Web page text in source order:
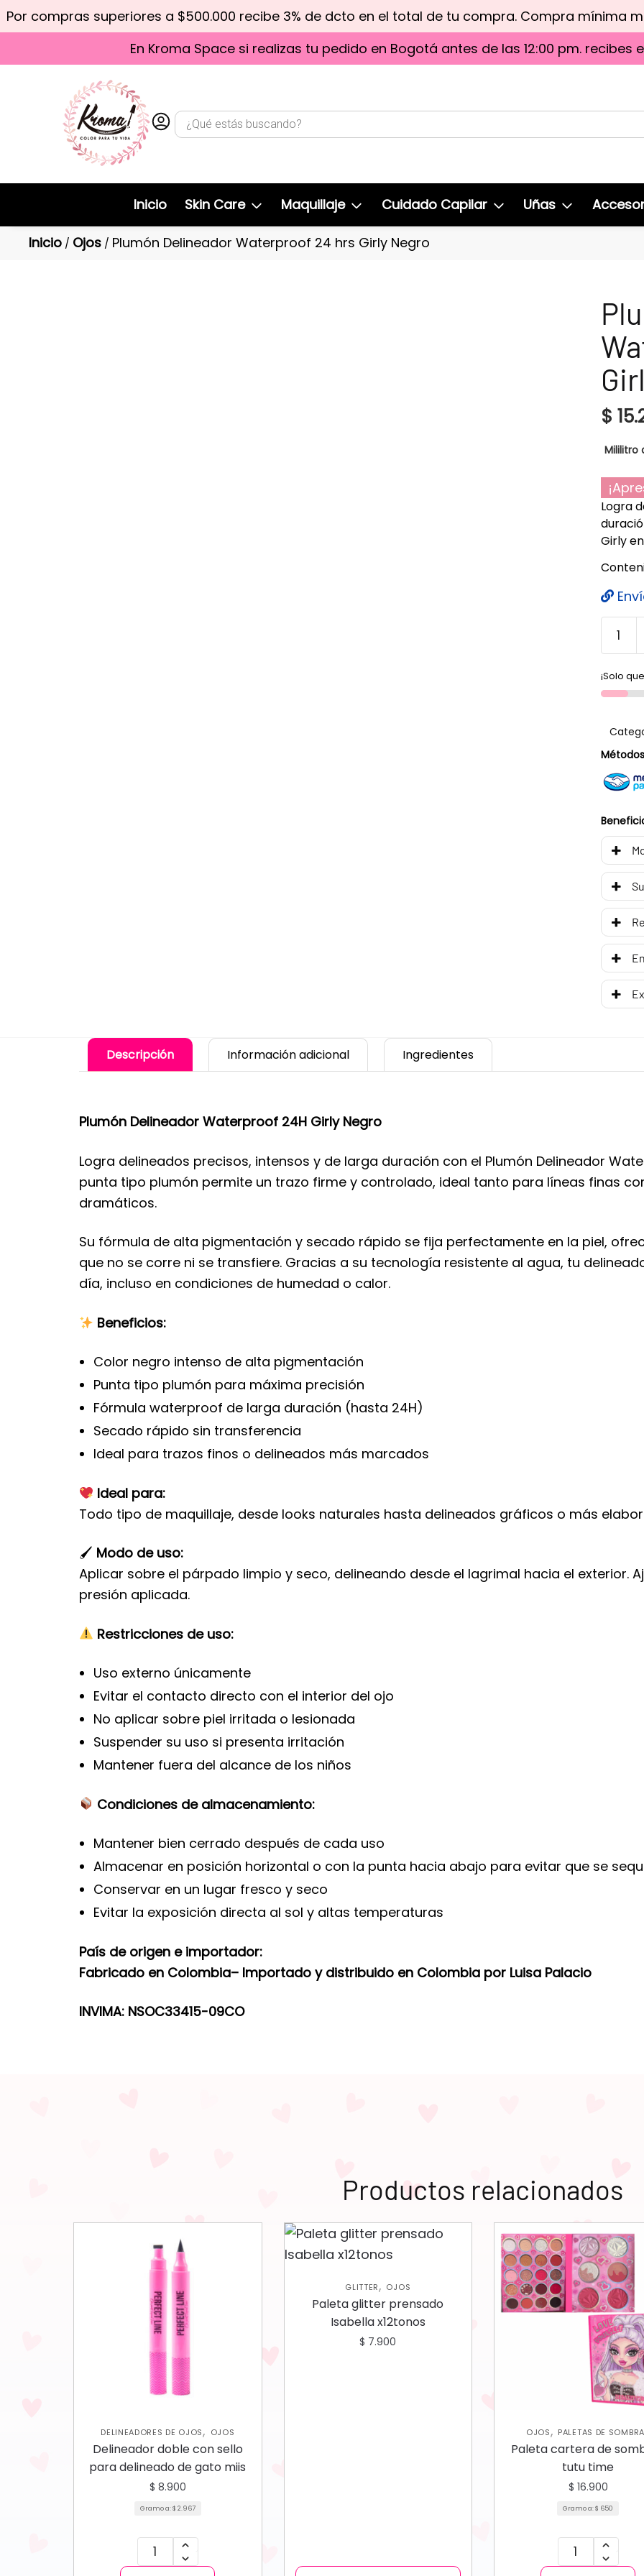
Por compras superiores a $500.000 recibe 3% de dcto en el total de tu compra. Compra mínima
En Kroma Space si realizas tu pedido en Bogotá antes de las 12:00 pm. recibes
Inicio Skin Care Maquillaje Cuidado Capilar Uñas
Inicio / Ojos / Plumón Delineador Waterproof 24 hrs Girly Negro
$
Mililitro
Logra
Girly
¡Solo
Descripción Información adicional Ingredientes
Plumón Delineador Waterproof 24H Girly Negro
Logra delineados precisos, intensos y de larga duración con el Plumón Delineador
punta tipo plumón permite un trazo firme y controlado, ideal tanto para líneas finas
dramáticos.
Su fórmula de alta pigmentación y secado rápido se fija perfectamente en la piel,
que no se corre ni se transfiere. Gracias a su tecnología resistente al agua, tu
día, incluso en condiciones de humedad o calor.
Beneficios:
Color negro intenso de alta pigmentación
Punta tipo plumón para máxima precisión
Fórmula waterproof de larga duración (hasta 24H)
Secado rápido sin transferencia
Ideal para trazos finos o delineados más marcados
Ideal para:
Todo tipo de maquillaje, desde looks naturales hasta delineados gráficos o más
🖌 Modo de uso:
Aplicar sobre el párpado limpio y seco, delineando desde el lagrimal hacia el exterior.
presión aplicada.
Restricciones de uso:
Uso externo únicamente
Evitar el contacto directo con el interior del ojo
No aplicar sobre piel irritada o lesionada
Suspender su uso si presenta irritación
Mantener fuera del alcance de los niños
Condiciones de almacenamiento:
Mantener bien cerrado después de cada uso
Almacenar en posición horizontal o con la punta hacia abajo para evitar que se
Conservar en un lugar fresco y seco
Evitar la exposición directa al sol y altas temperaturas
País de origen e importador:
Fabricado en Colombia– Importado y distribuido en Colombia por Luisa Palacio
INVIMA: NSOC33415-09CO
Productos relacionados
DELINEADORES DE OJOS, OJOS
Delineador doble con sello
para delineado de gato miis
$ 8.900
Gramo a:$ 2.967
GLITTER, OJOS
Paleta glitter prensado
Isabella x12tonos
$ 7.900
OJOS, PALETAS DE
Paleta cartera de
tutu time
$ 16.900
Gramo a:$ 650